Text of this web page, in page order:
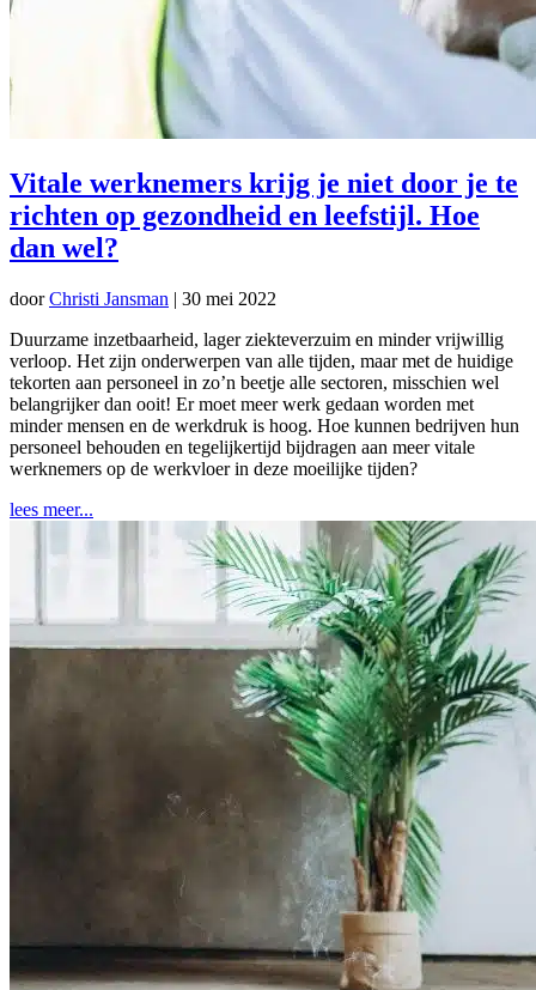
Vitale werknemers krijg je niet door je te
richten op gezondheid en leefstijl. Hoe
dan wel?
doorChristi Jansman | 30 mei 2022
Duurzame inzetbaarheid, lager ziekteverzuim en minder vrijwillig
verloop. Het zijn onderwerpen van alle tijden, maar met de huidige
tekorten aan personeel in zo’n beetje alle sectoren, misschien wel
belangrijker dan ooit! Er moet meer werk gedaan worden met
minder mensen en de werkdruk is hoog. Hoe kunnen bedrijven hun
personeel behouden en tegelijkertijd bijdragen aan meer vitale
werknemers op de werkvloer in deze moeilijke tijden?
lees meer...